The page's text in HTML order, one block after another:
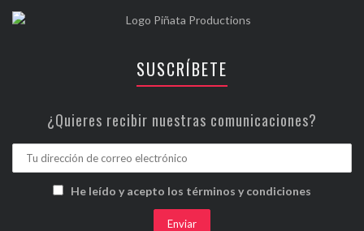
SUSCRÍBETE
¿Quieres recibir nuestras comunicaciones?
He leído y acepto los términos y condiciones